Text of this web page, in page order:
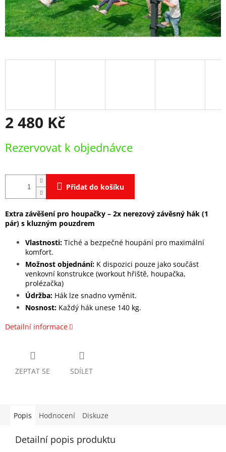
2 480 Kč
cena:
Rezervovat k objednávce
Přidat do košíku
Extra závěšení pro houpačky – 2x nerezový závěsný hák (1
pár) s kluzným pouzdrem
Vlastnosti: Tiché a bezpečné houpání pro maximální
komfort.
Možnost objednání: K dispozici pouze jako součást
venkovní konstrukce (workout hřiště, houpačka,
prolézačka)
Údržba: Hák lze snadno vyměnit.
Nosnost: Každý hák unese 140 kg.
Detailní informace
ZEPTAT SE SDÍLET
Popis Hodnocení Diskuze
Detailní popis produktu